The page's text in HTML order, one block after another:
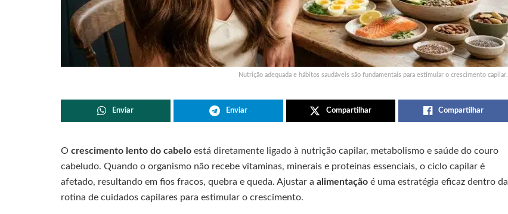
Nutrição adequada e hábitos saudáveis são fundamentais para estimular o crescimento capilar.
Enviar Enviar Compartilhar Compartilhar
O crescimento lento do cabelo está diretamente ligado à nutrição capilar, metabolismo e saúde do couro
cabeludo. Quando o organismo não recebe vitaminas, minerais e proteínas essenciais, o ciclo capilar é
afetado, resultando em fios fracos, quebra e queda. Ajustar a alimentação é uma estratégia eficaz dentro da
rotina de cuidados capilares para estimular o crescimento.